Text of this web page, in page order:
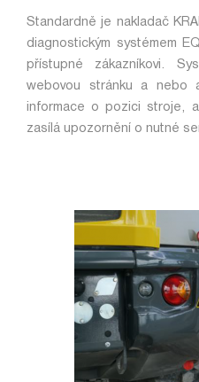
Standardně je nakladač
diagnostickým systémem
přístupné zákazníkovi.
webovou stránku a nebo
informace o pozici stroje,
zasílá upozornění o nutné